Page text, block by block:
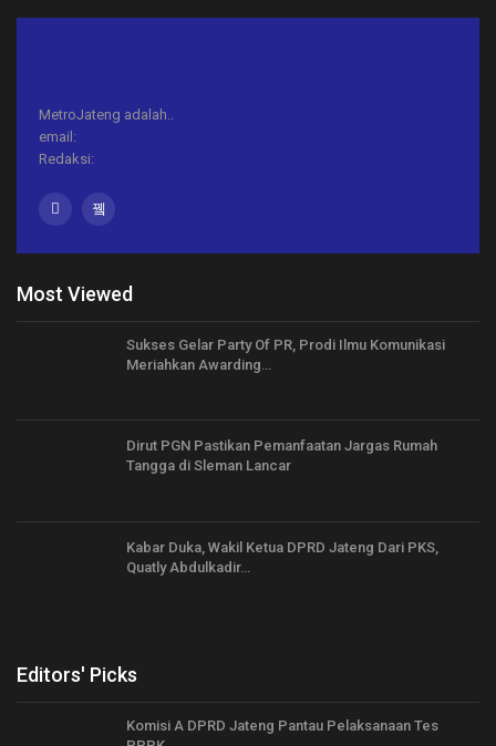
MetroJateng adalah..
email:
Redaksi:
Most Viewed
Sukses Gelar Party Of PR, Prodi Ilmu Komunikasi
Meriahkan Awarding…
Dirut PGN Pastikan Pemanfaatan Jargas Rumah
Tangga di Sleman Lancar
Kabar Duka, Wakil Ketua DPRD Jateng Dari PKS,
Quatly Abdulkadir…
Editors' Picks
Komisi A DPRD Jateng Pantau Pelaksanaan Tes